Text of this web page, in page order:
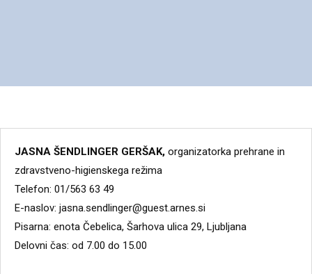
JASNA ŠENDLINGER GERŠAK, organizatorka prehrane in
zdravstveno-higienskega režima
Telefon: 01/563 63 49
E-naslov: jasna.sendlinger@guest.arnes.si
Pisarna: enota Čebelica, Šarhova ulica 29, Ljubljana
Delovni čas: od 7.00 do 15.00